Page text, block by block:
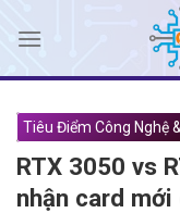
Tiêu Điểm Công Nghệ
RTX 3050 vs
nhận card